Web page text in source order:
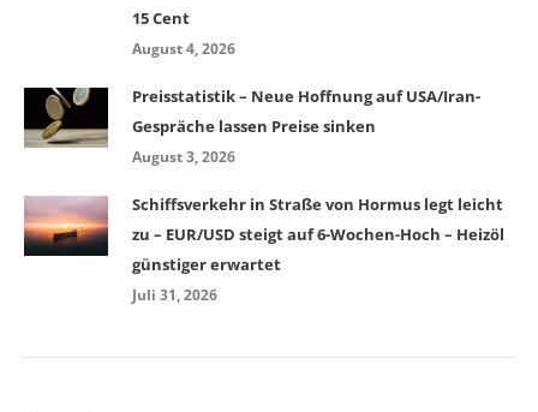
15 Cent
August 4, 2026
Preisstatistik – Neue Hoffnung auf USA/Iran-
Gespräche lassen Preise sinken
August 3, 2026
Schiffsverkehr in Straße von Hormus legt leicht
zu – EUR/USD steigt auf 6-Wochen-Hoch – Heizöl
günstiger erwartet
Juli 31, 2026